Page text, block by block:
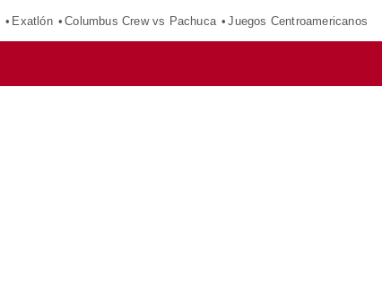
Exatlón Columbus Crew vs Pachuca Juegos Centroamericanos